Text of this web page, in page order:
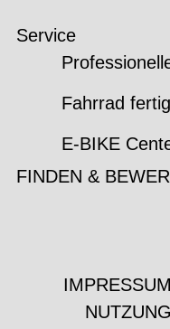
Service
Fahrrad
E-BIKE
FINDEN &
IMPRESSUM